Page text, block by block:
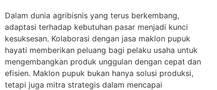
Dalam dunia agribisnis yang terus berkembang,
adaptasi terhadap kebutuhan pasar menjadi kunci
kesuksesan. Kolaborasi dengan jasa maklon pupuk
hayati memberikan peluang bagi pelaku usaha untuk
mengembangkan produk unggulan dengan cepat dan
efisien. Maklon pupuk bukan hanya solusi produksi,
tetapi juga mitra strategis dalam mencapai